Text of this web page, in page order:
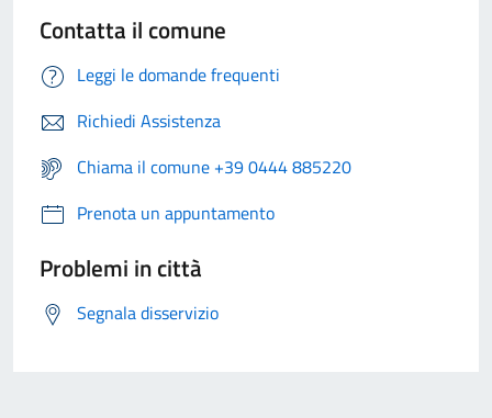
Contatta il comune
Leggi le domande frequenti
Richiedi Assistenza
Chiama il comune +39 0444 885220
Prenota un appuntamento
Problemi in città
Segnala disservizio